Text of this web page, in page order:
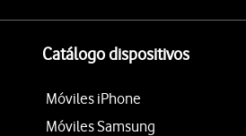
Catálogo dispositivos
Móviles iPhone
Móviles Samsung